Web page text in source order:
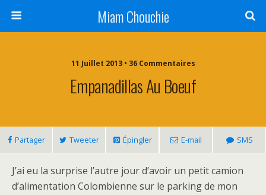
Miam Chouchie
11 Juillet 2013 • 36 Commentaires
Empanadillas Au Boeuf
Partager Tweeter Épingler E-mail SMS
J’ai eu la surprise l’autre jour d’avoir un petit camion
d’alimentation Colombienne sur le parking de mon